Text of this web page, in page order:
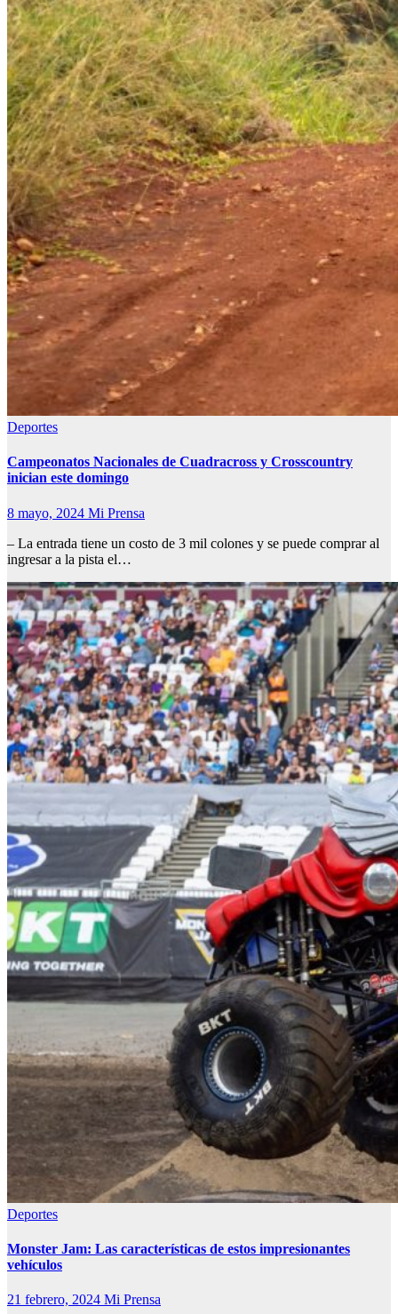
Deportes
Campeonatos Nacionales de Cuadracross y Crosscountry
inician este domingo
8 mayo, 2024 Mi Prensa
– La entrada tiene un costo de 3 mil colones y se puede comprar al
ingresar a la pista el…
Deportes
Monster Jam: Las características de estos impresionantes
vehículos
21 febrero, 2024 Mi Prensa